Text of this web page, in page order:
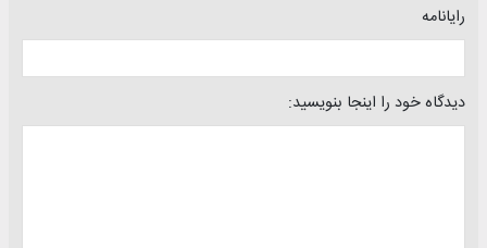
رایانامه
دیدگاه خود را اینجا بنویسید: